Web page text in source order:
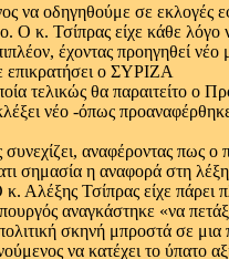
να οδηγηθούμε σε
Ο κ. Τσίπρας είχε κάθε λόγο
έχοντας προηγηθεί
επικρατήσει ο ΣΥΡΙΖΑ
τελικώς θα παραιτείτο ο
νέο -όπως
αναφέροντας πως
σημασία η αναφορά στη
κ. Αλέξης Τσίπρας είχε
αναγκάστηκε «να
σκηνή μπροστά σε μια
να κατέχει το ύπατο